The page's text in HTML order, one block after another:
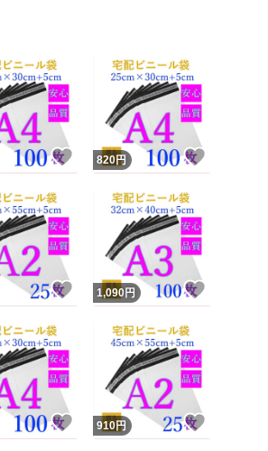
いいね！
820円
いいね！
1,090 円
いいね！
910円